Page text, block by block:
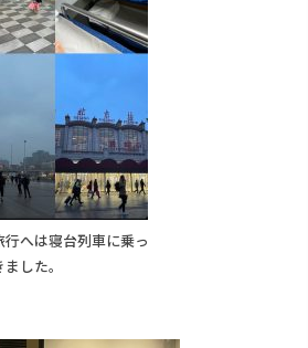
行へは寝台列車に乗っ
した。